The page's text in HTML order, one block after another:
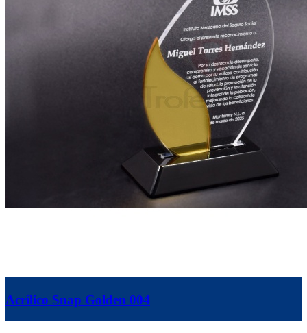
Acrílico Snap Golden 004